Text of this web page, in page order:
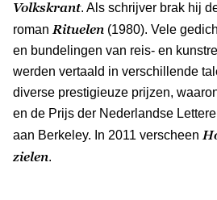
Volkskrant. Als schrijver brak hij
roman Rituelen (1980). Vele
en bundelingen van reis- en
werden vertaald in verschillende
diverse prestigieuze prijzen,
en de Prijs der Nederlandse
aan Berkeley. In 2011 verscheen
zielen.